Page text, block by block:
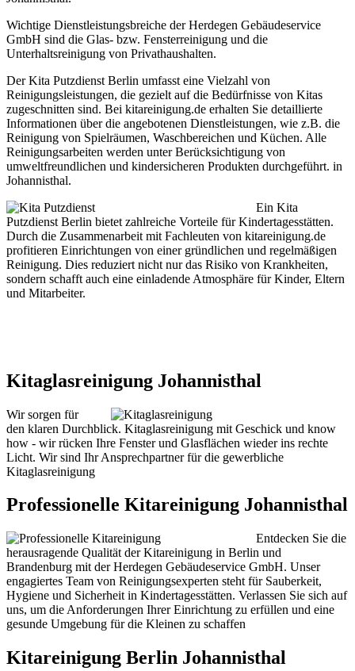
Wichtige Dienstleistungsbreiche der Herdegen Gebäudeservice
GmbH sind die Glas- bzw. Fensterreinigung und die
Unterhaltsreinigung von Privathaushalten.
Der Kita Putzdienst Berlin umfasst eine Vielzahl von
Reinigungsleistungen, die gezielt auf die Bedürfnisse von Kitas
zugeschnitten sind. Bei kitareinigung.de erhalten Sie detaillierte
Informationen über die angebotenen Dienstleistungen, wie z.B. die
Reinigung von Spielräumen, Waschbereichen und Küchen. Alle
Reinigungsarbeiten werden unter Berücksichtigung von
umweltfreundlichen und kindersicheren Produkten durchgeführt. in
Johannisthal.
Ein Kita
Putzdienst Berlin bietet zahlreiche Vorteile für Kindertagesstätten.
Durch die Zusammenarbeit mit Fachleuten von kitareinigung.de
profitieren Einrichtungen von einer gründlichen und regelmäßigen
Reinigung. Dies reduziert nicht nur das Risiko von Krankheiten,
sondern schafft auch eine einladende Atmosphäre für Kinder, Eltern
und Mitarbeiter.
Kitaglasreinigung Johannisthal
Wir sorgen für
den klaren Durchblick. Kitaglasreinigung mit Geschick und know
how - wir rücken Ihre Fenster und Glasflächen wieder ins rechte
Licht. Wir sind Ihr Ansprechpartner für die gewerbliche
Kitaglasreinigung
Professionelle Kitareinigung Johannisthal
Entdecken Sie die
herausragende Qualität der Kitareinigung in Berlin und
Brandenburg mit der Herdegen Gebäudeservice GmbH. Unser
engagiertes Team von Reinigungsexperten steht für Sauberkeit,
Hygiene und Sicherheit in Kindertagesstätten. Verlassen Sie sich auf
uns, um die Anforderungen Ihrer Einrichtung zu erfüllen und eine
gesunde Umgebung für die Kleinen zu schaffen
Kitareinigung Berlin Johannisthal